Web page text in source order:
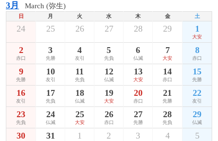
3月 March (弥生)
日 月 火 水 木 金 土
24 25 26 27 28 29 1
大安
2
赤口
3
先勝
4
友引
5
先負
6
仏滅
7
大安
8
赤口
9
先勝
10
友引
11
先負
12
仏滅
13
大安
14
赤口
15
先勝
16
友引
17
先負
18
仏滅
19
大安
20
赤口
21
先勝
22
友引
23
先負
24
仏滅
25
大安
26
赤口
27
先勝
28
先負
29
仏滅
30 31 1 2 3 4 5